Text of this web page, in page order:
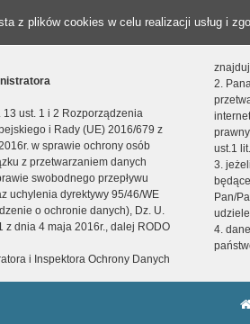
z plików cookies w celu realizacji usług i
13 ust. 1 i 2 Rozporządzenia
i Rady (UE) 2016/679 z
w sprawie ochrony osób
z przetwarzaniem danych
swobodnego przepływu
uchylenia dyrektywy 95/46/WE
o ochronie danych), Dz. U.
z dnia 4 maja 2016r., dalej RODO
i Inspektora Ochrony Danych
2.
ust.1
3.
Pan/
4.